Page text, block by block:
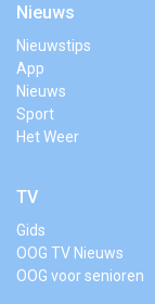
Nieuws
Nieuwstips
App
Nieuws
Sport
Het Weer
TV
Gids
OOG TV Nieuws
OOG voor senioren